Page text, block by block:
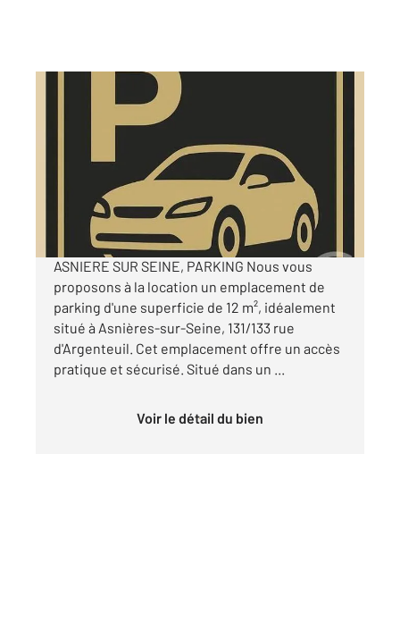
ASNIERES SUR SEINE 92
Ref : 30030
Parking à louer
85 €
par mois charges comprises
ASNIERE SUR SEINE, PARKING Nous vous
proposons à la location un emplacement de
parking d'une superficie de 12 m², idéalement
situé à Asnières-sur-Seine, 131/133 rue
d'Argenteuil. Cet emplacement offre un accès
pratique et sécurisé. Situé dans un ...
Voir le détail du bien